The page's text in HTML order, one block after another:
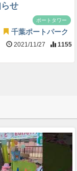
せ
ポートタワー
千葉ポートパーク
2021/11/27 1155